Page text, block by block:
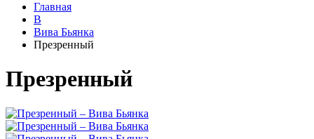
Главная
В
Вива Бьянка
Презренный
Презренный